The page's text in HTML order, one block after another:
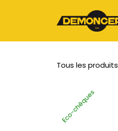
Tous les produits
Eco-chèques
Eco-chèques